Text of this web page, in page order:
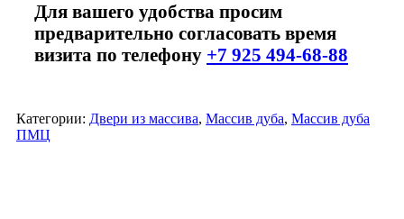
Для вашего удобства просим
предварительно согласовать время
визита по телефону +7 925 494-68-88
Категории: Двери из массива, Массив дуба, Массив дуба
ПМЦ